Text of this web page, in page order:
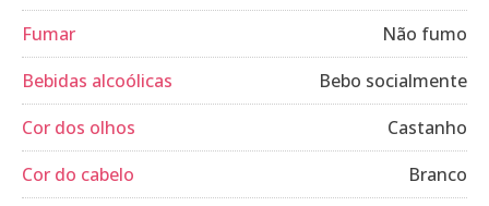
Fumar
Não fumo
Bebidas alcoólicas
Bebo socialmente
Cor dos olhos
Castanho
Cor do cabelo
Branco